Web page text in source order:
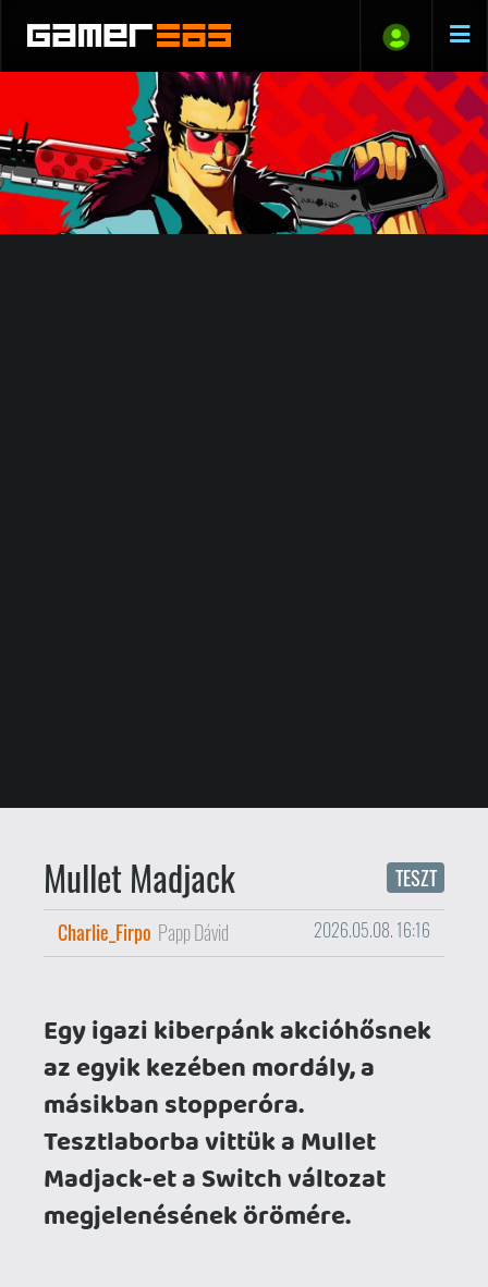
az egyik kezében mordály, a
Tesztlaborba vittük a Mullet
Madjack-et a Switch változat
megjelenésének örömére.
tűnik a Hammer95 futurisztikus víziója
mellett, melyben dopaminéhes lényekké
változtak az emberek, és ha nem kapnak
10 másodpercenként újabb löketet, akkor
biza már olvasgathatják is életük vége
főcímét. Ha ez nem lenne elég,
ráadásként szupergazdag M.I. robotok
uralkodnak felettük, akikkel csupán olyan
Moderátorok mernek szembeszállni,